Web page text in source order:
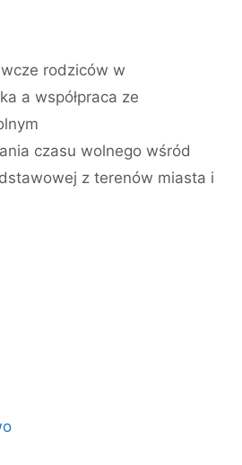
rodziców w
a współpraca ze
czasu wolnego wśród
z terenów miasta i